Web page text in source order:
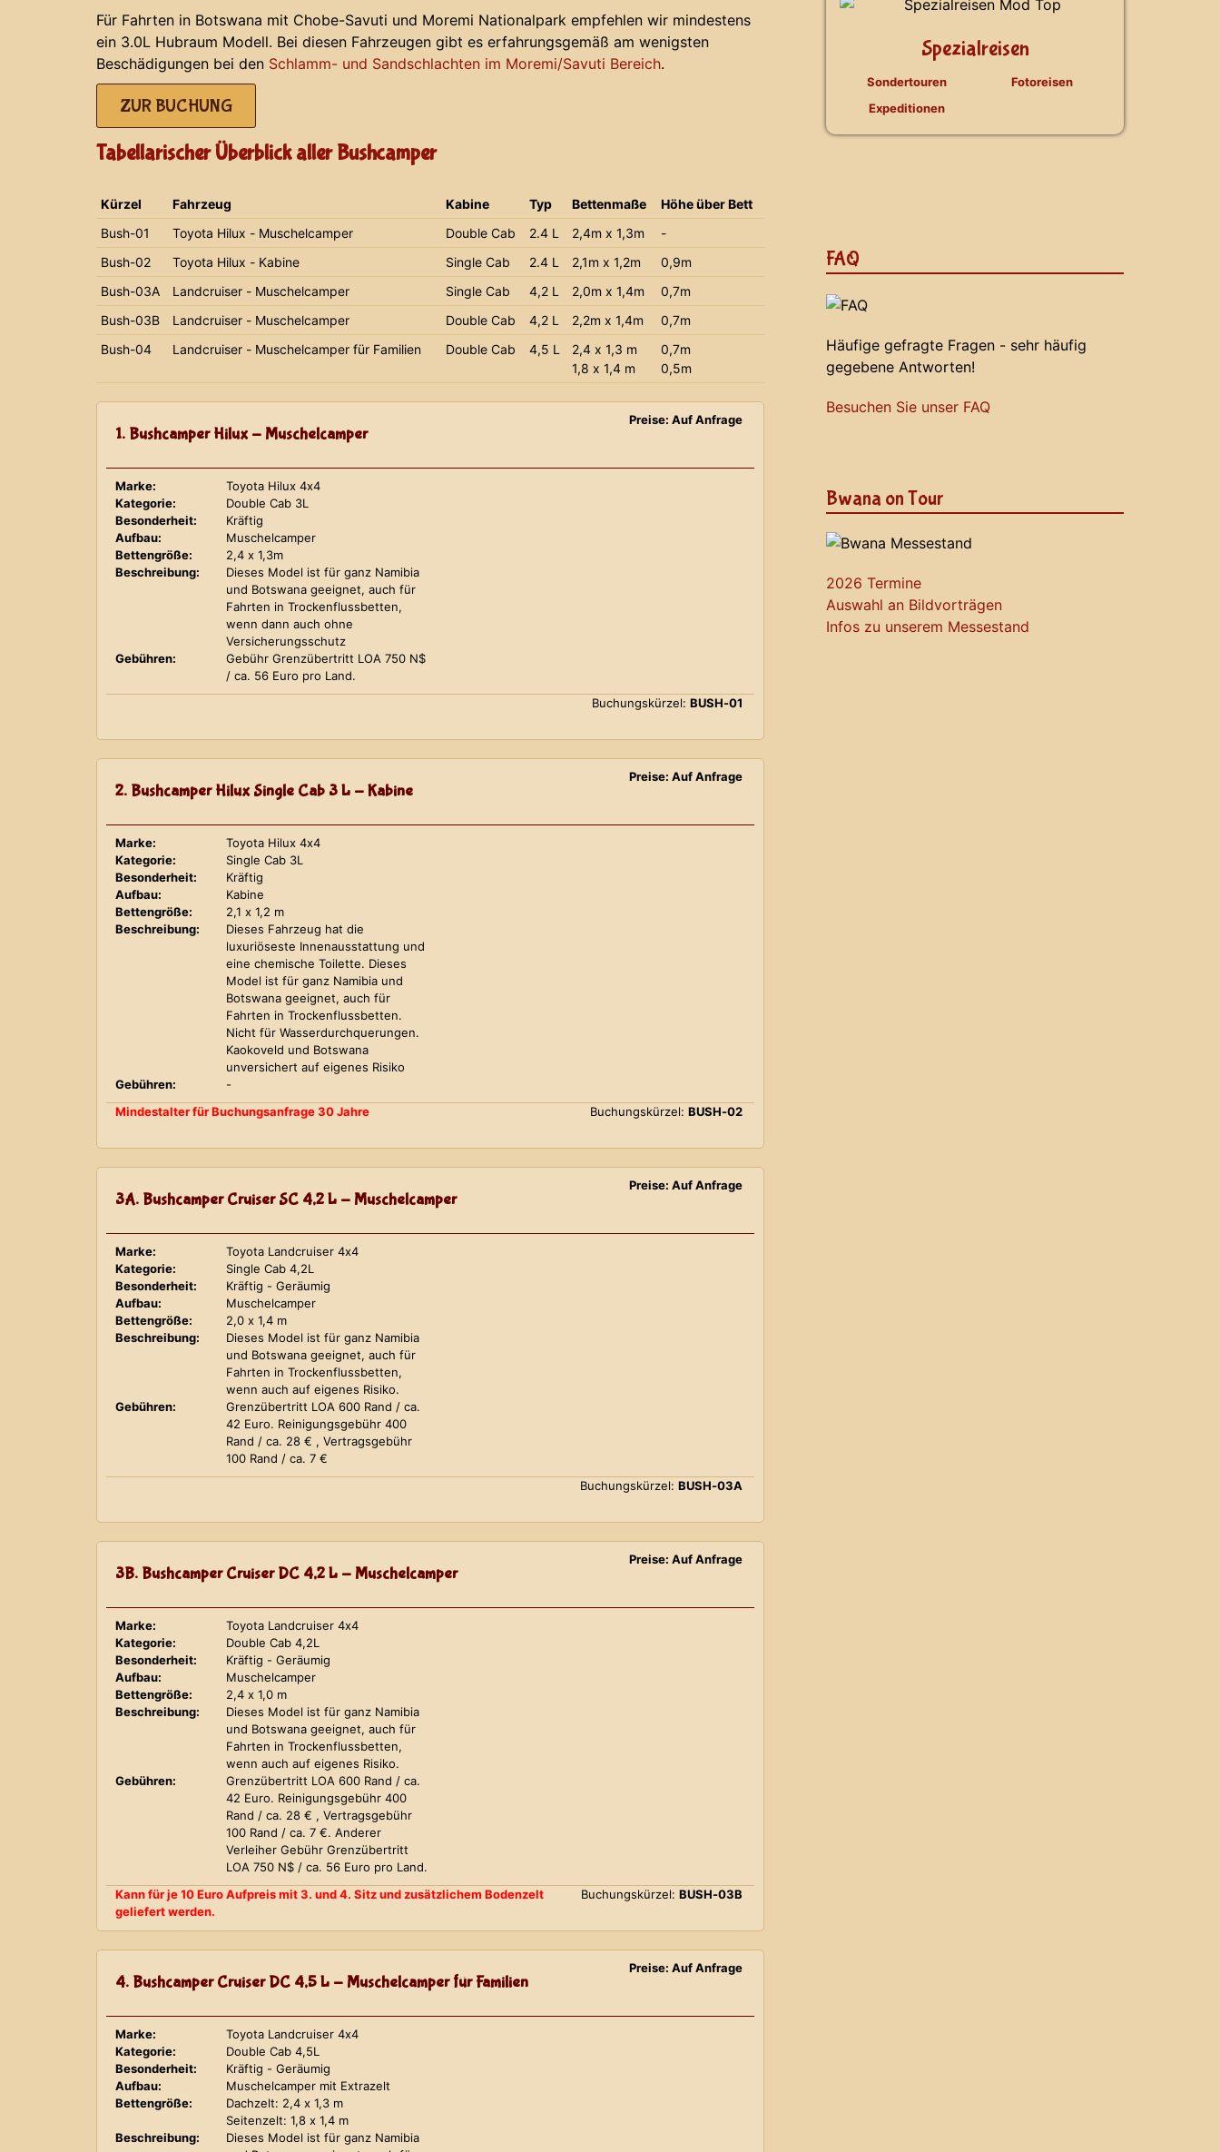
Für Fahrten in Botswana mit Chobe-Savuti und Moremi Nationalpark empfehlen wir mindestens
ein 3.0L Hubraum Modell. Bei diesen Fahrzeugen gibt es erfahrungsgemäß am wenigsten
Beschädigungen bei den Schlamm- und Sandschlachten im Moremi/Savuti Bereich.
ZUR BUCHUNG
Tabellarischer Überblick aller Bushcamper
Kürzel Fahrzeug Kabine Typ Bettenmaße
Höhe über Bett
Bush-01
Toyota Hilux - Muschelcamper Double Cab 2.4 L 2,4m x 1,3m
-
Bush-02
Toyota Hilux - Kabine Single Cab 2.4 L 2,1m x 1,2m
0,9m
Bush-03A
Landcruiser - Muschelcamper Single Cab 4,2 L 2,0m x 1,4m
0,7m
Bush-03B
Landcruiser - Muschelcamper Double Cab 4,2 L 2,2m x 1,4m
0,7m
Bush-04
Landcruiser - Muschelcamper für Familien Double Cab 4,5 L
2,4 x 1,3 m
1,8 x 1,4 m
0,7m
0,5m
1. Bushcamper Hilux - Muschelcamper
Preise: Auf Anfrage
Marke:
Toyota Hilux 4x4
Kategorie:
Double Cab 3L
Besonderheit:
Kräftig
Aufbau:
Muschelcamper
Bettengröße:
2,4 x 1,3m
Beschreibung:
Dieses Model ist für ganz Namibia
und Botswana geeignet, auch für
Fahrten in Trockenflussbetten,
wenn dann auch ohne
Versicherungsschutz
Gebühren:
Gebühr Grenzübertritt LOA 750 N$
/ ca. 56 Euro pro Land.
Buchungskürzel: BUSH-01
2. Bushcamper Hilux Single Cab 3 L - Kabine
Preise: Auf Anfrage
Marke:
Toyota Hilux 4x4
Kategorie:
Single Cab 3L
Besonderheit:
Kräftig
Aufbau:
Kabine
Bettengröße:
2,1 x 1,2 m
Beschreibung:
Dieses Fahrzeug hat die
luxuriöseste Innenausstattung und
eine chemische Toilette. Dieses
Model ist für ganz Namibia und
Botswana geeignet, auch für
Fahrten in Trockenflussbetten.
Nicht für Wasserdurchquerungen.
Kaokoveld und Botswana
unversichert auf eigenes Risiko
Gebühren:
-
Mindestalter für Buchungsanfrage 30 Jahre
Buchungskürzel: BUSH-02
3A. Bushcamper Cruiser SC 4,2 L - Muschelcamper
Preise: Auf Anfrage
Marke:
Toyota Landcruiser 4x4
Kategorie:
Single Cab 4,2L
Besonderheit:
Kräftig - Geräumig
Aufbau:
Muschelcamper
Bettengröße:
2,0 x 1,4 m
Beschreibung:
Dieses Model ist für ganz Namibia
und Botswana geeignet, auch für
Fahrten in Trockenflussbetten,
wenn auch auf eigenes Risiko.
Gebühren:
Grenzübertritt LOA 600 Rand / ca.
42 Euro. Reinigungsgebühr 400
Rand / ca. 28 € , Vertragsgebühr
100 Rand / ca. 7 €
Buchungskürzel: BUSH-03A
3B. Bushcamper Cruiser DC 4,2 L - Muschelcamper
Preise: Auf Anfrage
Marke:
Toyota Landcruiser 4x4
Kategorie:
Double Cab 4,2L
Besonderheit:
Kräftig - Geräumig
Aufbau:
Muschelcamper
Bettengröße:
2,4 x 1,0 m
Beschreibung:
Dieses Model ist für ganz Namibia
und Botswana geeignet, auch für
Fahrten in Trockenflussbetten,
wenn auch auf eigenes Risiko.
Gebühren:
Grenzübertritt LOA 600 Rand / ca.
42 Euro. Reinigungsgebühr 400
Rand / ca. 28 € , Vertragsgebühr
100 Rand / ca. 7 €. Anderer
Verleiher Gebühr Grenzübertritt
LOA 750 N$ / ca. 56 Euro pro Land.
Kann für je 10 Euro Aufpreis mit 3. und 4. Sitz und zusätzlichem Bodenzelt
geliefert werden.
Buchungskürzel: BUSH-03B
4. Bushcamper Cruiser DC 4,5 L - Muschelcamper für Familien
Preise: Auf Anfrage
Marke:
Toyota Landcruiser 4x4
Kategorie:
Double Cab 4,5L
Besonderheit:
Kräftig - Geräumig
Aufbau:
Muschelcamper mit Extrazelt
Bettengröße:
Dachzelt: 2,4 x 1,3 m
Seitenzelt: 1,8 x 1,4 m
Beschreibung:
Dieses Model ist für ganz Namibia
Spezialreisen
Sondertouren
Expeditionen
Fotoreisen
FAQ
Häufige gefragte Fragen - sehr häufig
gegebene Antworten!
Besuchen Sie unser FAQ
Bwana on Tour
2026 Termine
Auswahl an Bildvorträgen
Infos zu unserem Messestand